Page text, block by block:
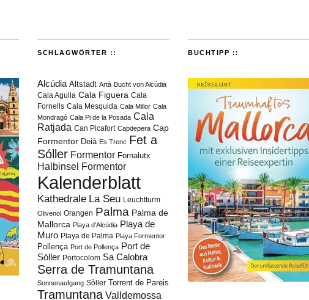
SCHLAGWÖRTER ::
Alcúdia Altstadt Artà Bucht von Alcúdia
Cala Agulla Cala Figuera Cala
Fornells Cala Mesquida Cala Millor Cala
Mondragó Cala Pi de la Posada Cala
Ratjada Can Picafort Capdepera Cap
Formentor Deià Es Trenc Fet a
Sóller Formentor Fornalutx
Halbinsel Formentor
Kalenderblatt
Kathedrale La Seu Leuchtturm
Olivenöl Orangen Palma Palma de
Mallorca Playa d'Alcúdia Playa de
Muro Playa de Palma Playa Formentor
Pollença Port de Pollença Port de
Sóller Portocolom Sa Calobra
Serra de Tramuntana
Sonnenaufgang Sòller Torrent de Pareis
Tramuntana Valldemossa
BUCHTIPP ::